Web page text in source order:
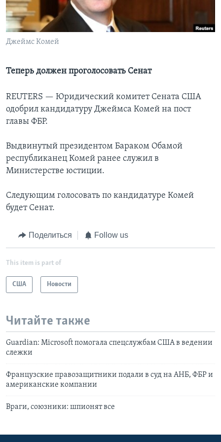
Learning English
СОЦИАЛЬНЫЕ СЕТИ
Джеймс Комей
Теперь должен проголосовать Сенат
REUTERS — Юридический комитет Сената США
одобрил кандидатуру Джеймса Комей на пост
главы ФБР.
Выдвинутый президентом Бараком Обамой
республиканец Комей ранее служил в
Министерстве юстиции.
Следующим голосовать по кандидатуре Комей
будет Сенат.
Поделиться Follow us
This item is part of
США Новости
Читайте также
Guardian: Microsoft помогала спецслужбам США в ведении
слежки
Французские правозащитники подали в суд на АНБ, ФБР и
американские компании
Враги, союзники: шпионят все